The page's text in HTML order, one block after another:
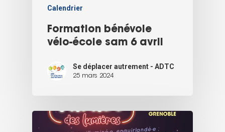
Calendrier
Formation bénévole
vélo-école sam 6 avril
Se déplacer autrement - ADTC
25 mars 2024